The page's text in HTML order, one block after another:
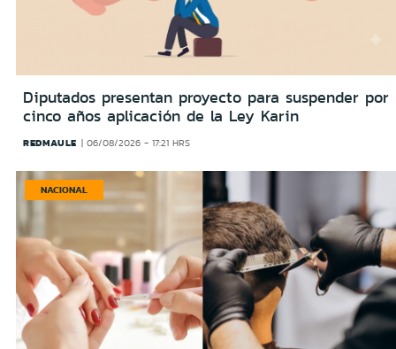
Diputados presentan proyecto para suspender por
cinco años aplicación de la Ley Karin
REDMAULE 06/08/2026 - 17:21 HRS
NACIONAL